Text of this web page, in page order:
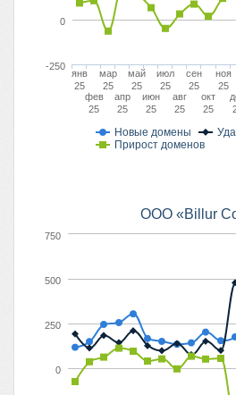
Новые домены
Прирост доменов
янв
25
фев
25
мар
25
апр
25
май
25
июн
25
июл
25
авг
25
сен
25
окт
25
ноя
25
0
-250
ООО «Billur
0
250
500
750